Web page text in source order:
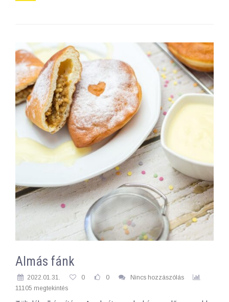
Almás fánk
2022.01.31. 0 0
Nincs hozzászólás
11105 megtekintés